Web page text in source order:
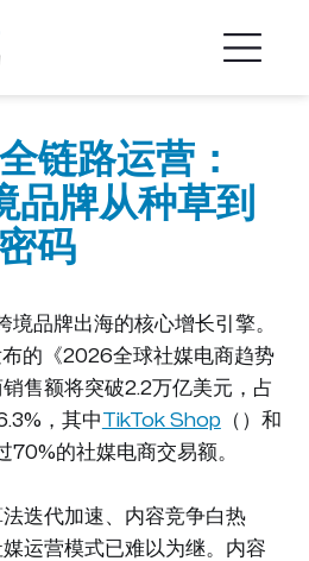
链路运营：
牌从种草到
码
品牌出海的核心增长引擎。
的《2026全球社媒电商趋势
售额将突破2.2万亿美元，占
，其中TikTok Shop（）和
70%的社媒电商交易额。
迭代加速、内容竞争白热
运营模式已难以为继。内容